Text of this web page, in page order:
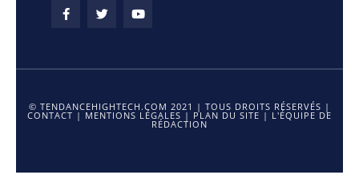
© TENDANCEHIGHTECH.COM 2021 | TOUS DROITS RÉSERVÉS |
CONTACT | MENTIONS LÉGALES | PLAN DU SITE | L'ÉQUIPE DE
RÉDACTION